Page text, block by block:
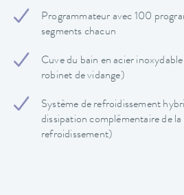
Programmateur avec 100
segments chacun
Cuve du bain en acier
robinet de vidange)
Système de refroidissement
dissipation complémentaire de la
refroidissement)